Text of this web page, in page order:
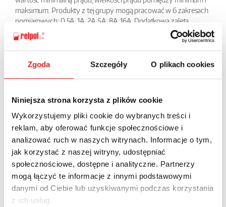
Zgoda Szczegóły O plikach cookies
Niniejsza strona korzysta z plików cookie
Wykorzystujemy pliki cookie do wybranych treści i
reklam, aby oferować funkcje społecznościowe i
analizować ruch w naszych witrynach. Informacje o tym,
jak korzystać z naszej witryny, udostępniać
społecznościowe, dostępne i analityczne. Partnerzy
mogą łączyć te informacje z innymi podstawowymi
danymi od Ciebie lub uzyskiwanymi podczas korzystania
z ich usług.
maksimum. Produkty z tej grupy mogą pracować w 6 zakresach
pomiarowych: 0,5A, 1A, 2A, 5A, 8A, 16A. Dodatkową zaletą
przekaźników RPN do nadzoru prądu jest możliwość
nastawienia opóźnienia czasowego sygnalizacji błędu od 0 do 20
s. Przekaźnik ma wbudowane diody LED: zielona sygnalizujące
prace przekaźnika oraz czerwona sygnalizująca wystąpienie
POWRÓT
Zapytaj o szczegóły oferty
Imię i nazwisko: *